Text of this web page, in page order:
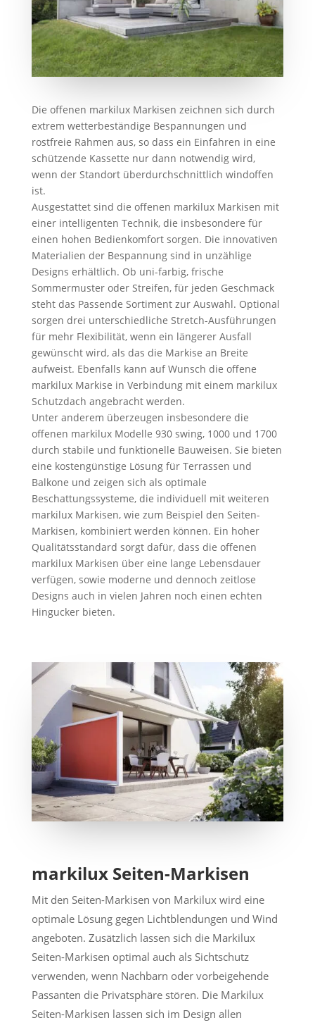
Die offenen markilux Markisen zeichnen sich durch
extrem wetterbeständige Bespannungen und
rostfreie Rahmen aus, so dass ein Einfahren in eine
schützende Kassette nur dann notwendig wird,
wenn der Standort überdurchschnittlich windoffen
ist.
Ausgestattet sind die offenen markilux Markisen mit
einer intelligenten Technik, die insbesondere für
einen hohen Bedienkomfort sorgen. Die innovativen
Materialien der Bespannung sind in unzählige
Designs erhältlich. Ob uni-farbig, frische
Sommermuster oder Streifen, für jeden Geschmack
steht das Passende Sortiment zur Auswahl. Optional
sorgen drei unterschiedliche Stretch-Ausführungen
für mehr Flexibilität, wenn ein längerer Ausfall
gewünscht wird, als das die Markise an Breite
aufweist. Ebenfalls kann auf Wunsch die offene
markilux Markise in Verbindung mit einem markilux
Schutzdach angebracht werden.
Unter anderem überzeugen insbesondere die
offenen markilux Modelle 930 swing, 1000 und 1700
durch stabile und funktionelle Bauweisen. Sie bieten
eine kostengünstige Lösung für Terrassen und
Balkone und zeigen sich als optimale
Beschattungssysteme, die individuell mit weiteren
markilux Markisen, wie zum Beispiel den Seiten-
Markisen, kombiniert werden können. Ein hoher
Qualitätsstandard sorgt dafür, dass die offenen
markilux Markisen über eine lange Lebensdauer
verfügen, sowie moderne und dennoch zeitlose
Designs auch in vielen Jahren noch einen echten
Hingucker bieten.
markilux Seiten-Markisen
Mit den Seiten-Markisen von Markilux wird eine
optimale Lösung gegen Lichtblendungen und Wind
angeboten. Zusätzlich lassen sich die Markilux
Seiten-Markisen optimal auch als Sichtschutz
verwenden, wenn Nachbarn oder vorbeigehende
Passanten die Privatsphäre stören. Die Markilux
Seiten-Markisen lassen sich im Design allen